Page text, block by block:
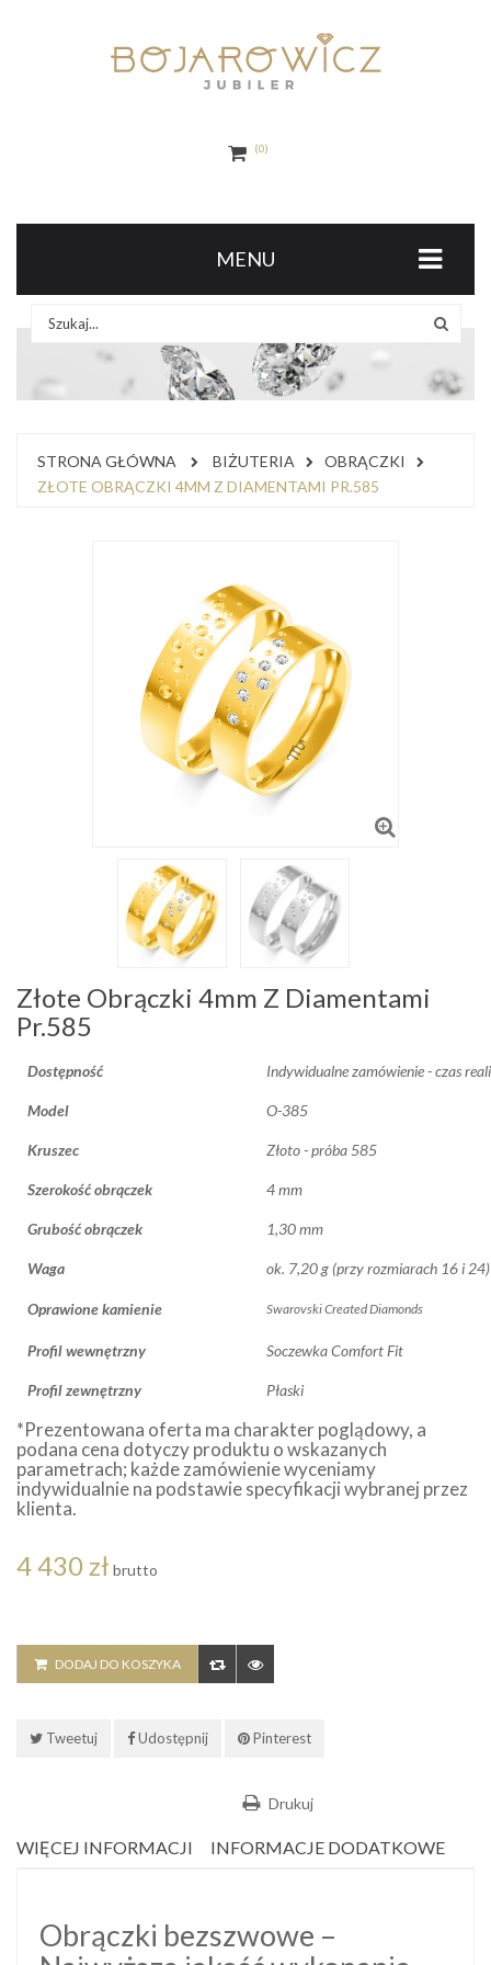
0
MENU
STRONA GŁÓWNA BIŻUTERIA
OBRĄCZKI
ZŁOTE OBRĄCZKI 4MM Z DIAMENTAMI PR.585
Złote Obrączki 4mm Z Diamentami
Pr.585
Dostępność Indywidualne zamówienie - czas
Model O-385
Kruszec Złoto - próba 585
Szerokość obrączek 4 mm
Grubość obrączek 1,30 mm
Waga ok. 7,20 g (przy rozmiarach 16 i 24)
Oprawione kamienie Swarovski Created Diamonds
Profil wewnętrzny Soczewka Comfort Fit
Profil zewnętrzny Płaski
*Prezentowana oferta ma charakter poglądowy, a
podana cena dotyczy produktu o wskazanych
parametrach; każde zamówienie wyceniamy
indywidualnie na podstawie specyfikacji wybranej przez
klienta.
4 430 zł brutto
DODAJ DO KOSZYKA
Tweetuj Udostępnij Pinterest
Drukuj
WIĘCEJ INFORMACJI INFORMACJE DODATKOWE
Obrączki bezszwowe –